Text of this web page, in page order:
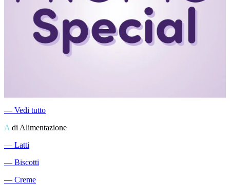
― Vedi tutto
A di Alimentazione
― Latti
― Biscotti
― Creme